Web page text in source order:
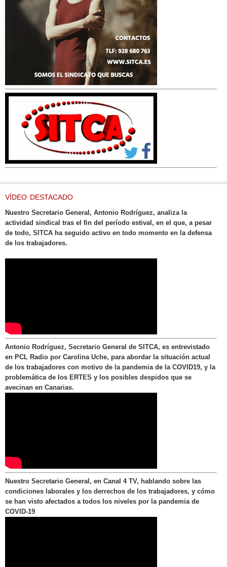
VÍDEO DESTACADO
Nuestro Secretario General, Antonio Rodríguez, analiza la
actividad sindical tras el fin del período estival, en el que, a pesar
de todo, SITCA ha seguido activo en todo momento en la defensa
de los trabajadores.
Antonio Rodríguez, Secretario General de SITCA, es entrevistado
en PCL Radio por Carolina Uche, para abordar la situación actual
de los trabajadores con motivo de la pandemia de la COVID19, y la
problemática de los ERTES y los posibles despidos que se
avecinan en Canarias.
Nuestro Secretario General, en Canal 4 TV, hablando sobre las
condiciones laborales y los derrechos de los trabajadores, y cómo
se han visto afectados a todos los niveles por la pandemia de
COVID-19